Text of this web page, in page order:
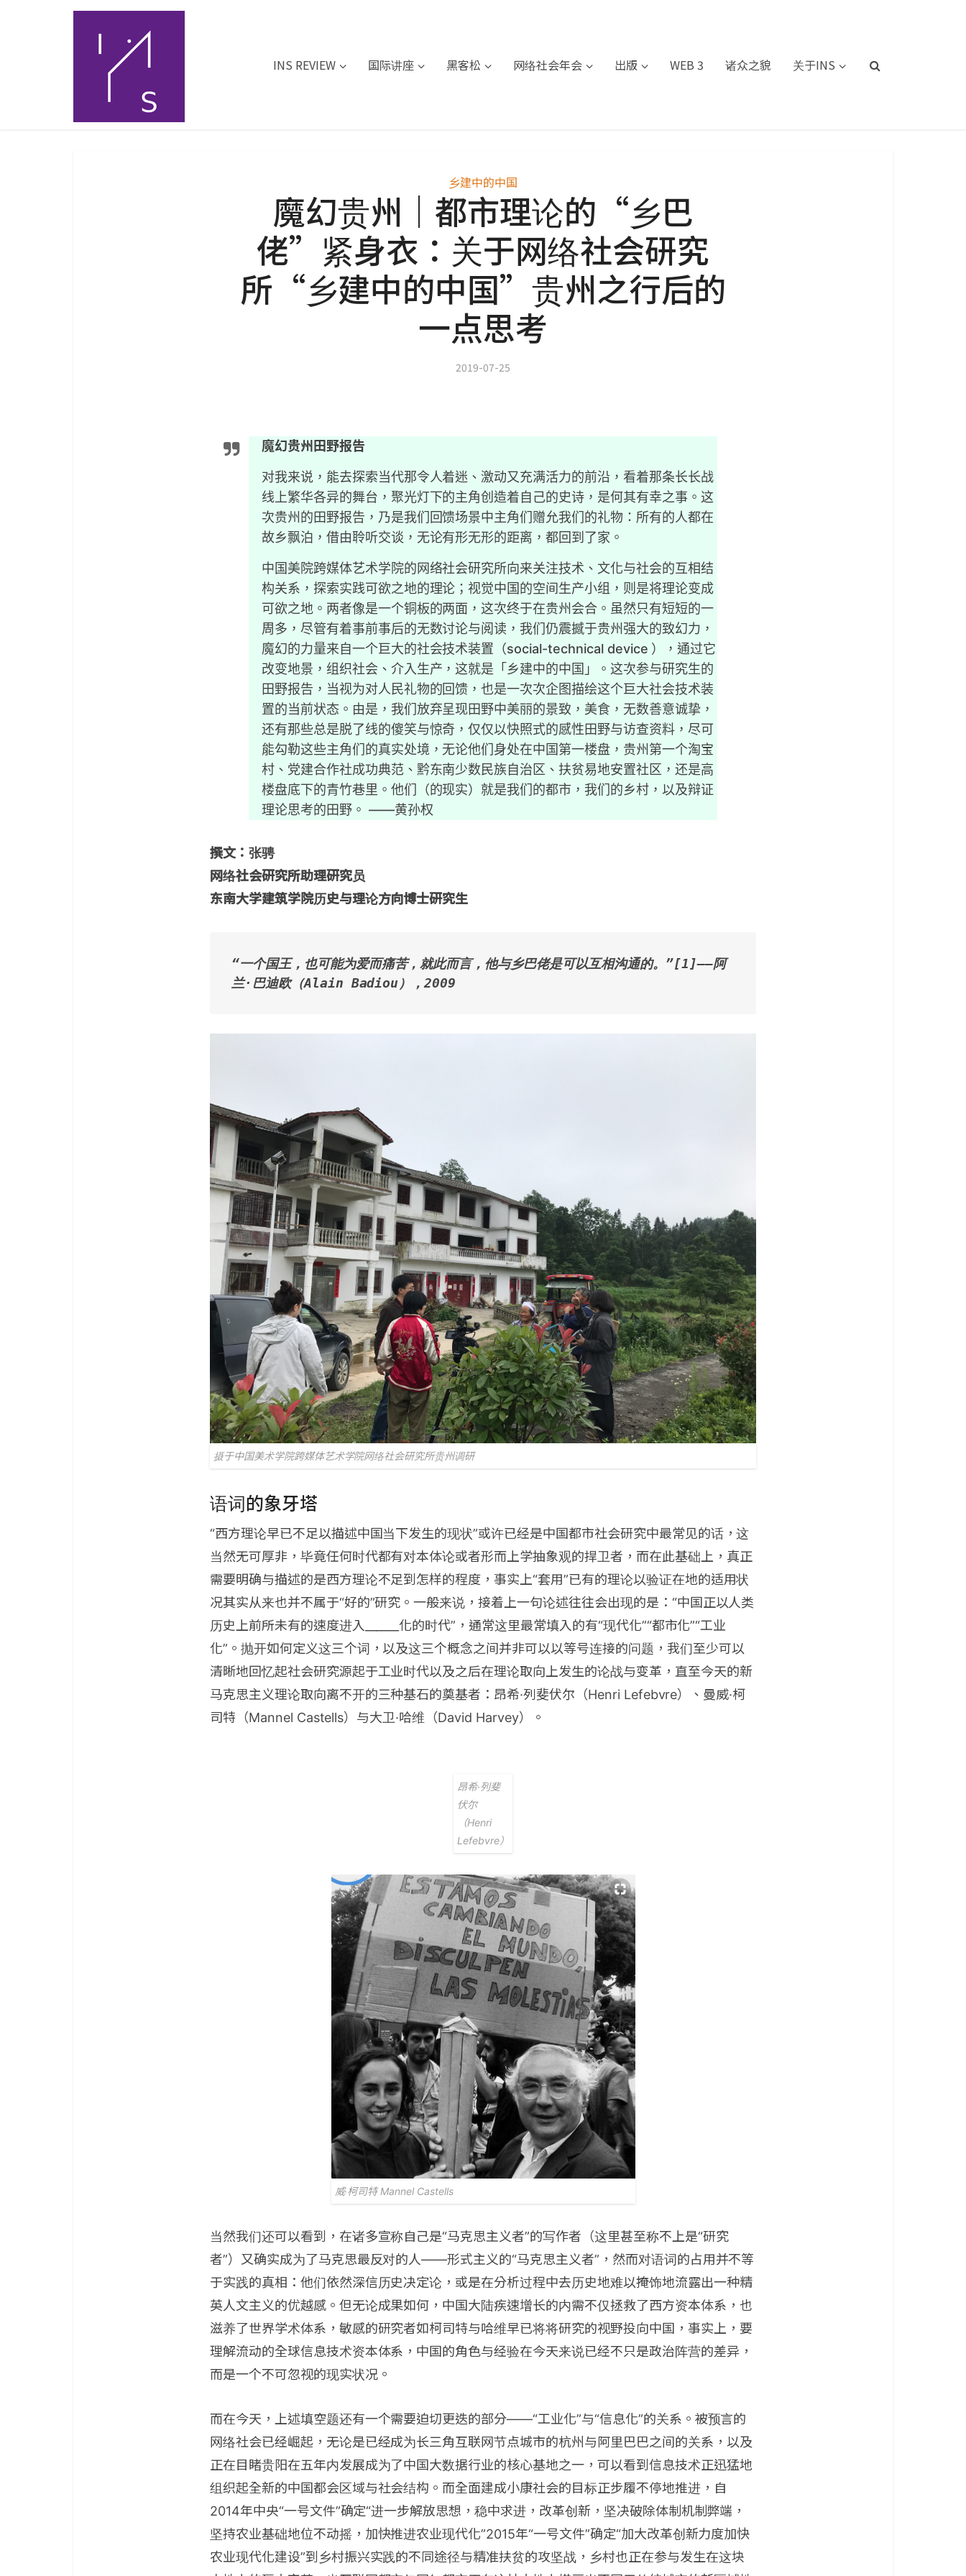
INS REVIEW 国际讲座 黑客松 网络社会年会 出版 WEB 3 诸众之貌 关于INS
乡建中的中国
魔幻贵州｜都市理论的“乡巴
佬”紧身衣：关于网络社会研究
所“乡建中的中国”贵州之行后的
一点思考
2019-07-25
魔幻贵州田野报告
对我来说，能去探索当代那令人着迷、激动又充满活力的前沿，看着那条长长战
线上繁华各异的舞台，聚光灯下的主角创造着自己的史诗，是何其有幸之事。这
次贵州的田野报告，乃是我们回馈场景中主角们赠允我们的礼物：所有的人都在
故乡飘泊，借由聆听交谈，无论有形无形的距离，都回到了家。
中国美院跨媒体艺术学院的网络社会研究所向来关注技术、文化与社会的互相结
构关系，探索实践可欲之地的理论；视觉中国的空间生产小组，则是将理论变成
可欲之地。两者像是一个铜板的两面，这次终于在贵州会合。虽然只有短短的一
周多，尽管有着事前事后的无数讨论与阅读，我们仍震撼于贵州强大的致幻力，
魔幻的力量来自一个巨大的社会技术装置（social-technical device ），通过它
改变地景，组织社会、介入生产，这就是「乡建中的中国」。这次参与研究生的
田野报告，当视为对人民礼物的回馈，也是一次次企图描绘这个巨大社会技术装
置的当前状态。由是，我们放弃呈现田野中美丽的景致，美食，无数善意诚挚，
还有那些总是脱了线的傻笑与惊奇，仅仅以快照式的感性田野与访查资料，尽可
能勾勒这些主角们的真实处境，无论他们身处在中国第一楼盘，贵州第一个淘宝
村、党建合作社成功典范、黔东南少数民族自治区、扶贫易地安置社区，还是高
楼盘底下的青竹巷里。他们（的现实）就是我们的都市，我们的乡村，以及辩证
理论思考的田野。 ——黄孙权
撰文：张骋
网络社会研究所助理研究员
东南大学建筑学院历史与理论方向博士研究生
“一个国王，也可能为爱而痛苦，就此而言，他与乡巴佬是可以互相沟通的。”[1]——阿
兰·巴迪欧（Alain Badiou），2009
摄于中国美术学院跨媒体艺术学院网络社会研究所贵州调研
语词的象牙塔
“西方理论早已不足以描述中国当下发生的现状”或许已经是中国都市社会研究中最常见的话，这
当然无可厚非，毕竟任何时代都有对本体论或者形而上学抽象观的捍卫者，而在此基础上，真正
需要明确与描述的是西方理论不足到怎样的程度，事实上“套用”已有的理论以验证在地的适用状
况其实从来也并不属于“好的”研究。一般来说，接着上一句论述往往会出现的是：“中国正以人类
历史上前所未有的速度进入______化的时代”，通常这里最常填入的有“现代化”“都市化”“工业
化”。抛开如何定义这三个词，以及这三个概念之间并非可以以等号连接的问题，我们至少可以
清晰地回忆起社会研究源起于工业时代以及之后在理论取向上发生的论战与变革，直至今天的新
马克思主义理论取向离不开的三种基石的奠基者：昂希·列斐伏尔（Henri Lefebvre）、曼威·柯
司特（Mannel Castells）与大卫·哈维（David Harvey）。
昂希·列斐
伏尔
（Henri
Lefebvre）
威·柯司特 Mannel Castells
当然我们还可以看到，在诸多宣称自己是“马克思主义者”的写作者（这里甚至称不上是“研究
者”）又确实成为了马克思最反对的人——形式主义的“马克思主义者”，然而对语词的占用并不等
于实践的真相：他们依然深信历史决定论，或是在分析过程中去历史地难以掩饰地流露出一种精
英人文主义的优越感。但无论成果如何，中国大陆疾速增长的内需不仅拯救了西方资本体系，也
滋养了世界学术体系，敏感的研究者如柯司特与哈维早已将将研究的视野投向中国，事实上，要
理解流动的全球信息技术资本体系，中国的角色与经验在今天来说已经不只是政治阵营的差异，
而是一个不可忽视的现实状况。
而在今天，上述填空题还有一个需要迫切更迭的部分——“工业化”与“信息化”的关系。被预言的
网络社会已经崛起，无论是已经成为长三角互联网节点城市的杭州与阿里巴巴之间的关系，以及
正在目睹贵阳在五年内发展成为了中国大数据行业的核心基地之一，可以看到信息技术正迅猛地
组织起全新的中国都会区域与社会结构。而全面建成小康社会的目标正步履不停地推进，自
2014年中央“一号文件”确定“进一步解放思想，稳中求进，改革创新，坚决破除体制机制弊端，
坚持农业基础地位不动摇，加快推进农业现代化”2015年“一号文件”确定“加大改革创新力度加快
农业现代化建设”到乡村振兴实践的不同途径与精准扶贫的攻坚战，乡村也正在参与发生在这块